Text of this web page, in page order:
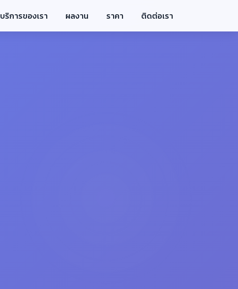
บริการของเรา ผลงาน ราคา ติดต่อเรา